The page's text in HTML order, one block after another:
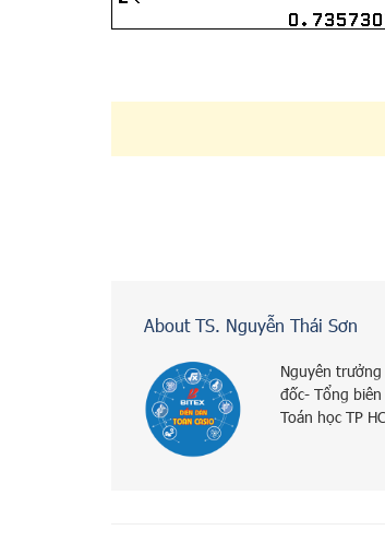
About TS. Nguyễn Thái Sơn
Nguyên trưởng
đốc- Tổng
Toán học TP